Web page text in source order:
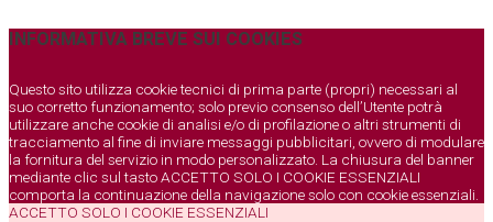
INFORMATIVA BREVE SUI COOKIES
Questo sito utilizza cookie tecnici di prima parte (propri) necessari al
suo corretto funzionamento; solo previo consenso dell’Utente potrà
utilizzare anche cookie di analisi e/o di profilazione o altri strumenti di
tracciamento al fine di inviare messaggi pubblicitari, ovvero di modulare
la fornitura del servizio in modo personalizzato. La chiusura del banner
mediante clic sul tasto ACCETTO SOLO I COOKIE ESSENZIALI
comporta la continuazione della navigazione solo con cookie essenziali.
ACCETTO SOLO I COOKIE ESSENZIALI